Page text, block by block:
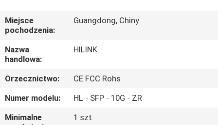
O
NAS
WYCIECZKA
PO
FABRYCE
Miejsce
pochodzenia:
Guangdong, Chiny
Nazwa
handlowa:
HILINK
Orzecznictwo:
CE FCC Rohs
Numer modelu:
HL - SFP - 10G - ZR
Minimalne
1 szt